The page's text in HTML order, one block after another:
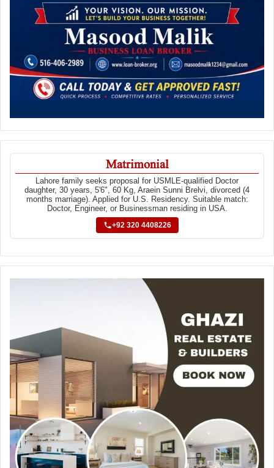
Matrimonial
Lahore family seeks proposal for USMLE-qualified Doctor
daughter, 30 years, 5'6", 60 Kg, Araein Sunni Brelvi, divorced (4
months marriage). Applied for U.S. Residency. Suitable match:
Doctor, Engineer, or Businessman residing in USA.
+92 320 4408226